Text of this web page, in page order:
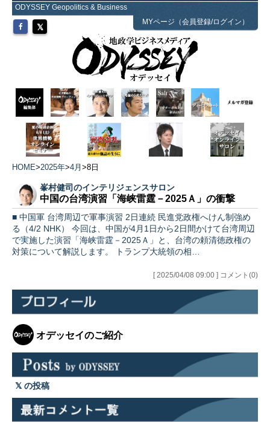
ODYSSEY Geopolitics & Business
MYページ（会員登録/ログイン）
HOME>2025年>4月 >8日
峯村健司のインテリジェンスサロン
中国の台湾演習「海峡雷霆－2025Ａ」の衝撃
■ 中国軍 台湾周辺で軍事演習 2日連続 民進党政権へけん制強め
る（4/2 NHK） 今回は、中国が4月1日から2日間かけて台湾周辺
で実施した演習「海峡雷霆－2025Ａ」と、台湾の頼清徳政権の
対策について解説します。 トランプ大統領の相…
[ 2025/04/08 09:00 ] コメント(0)
オデッセイのご紹介
の投稿